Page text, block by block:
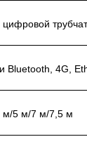
Bluetooth, 4G,
м/5 м/7 м/7,5 м